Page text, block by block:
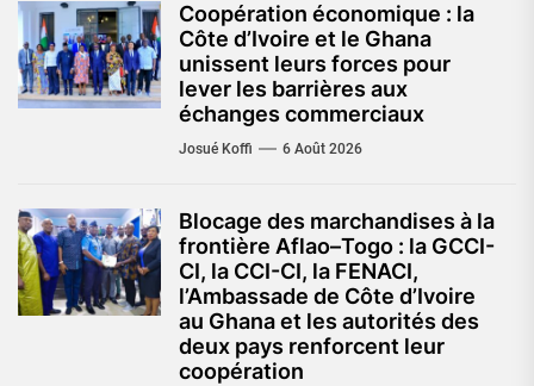
Coopération économique : la
Côte d’Ivoire et le Ghana
unissent leurs forces pour
lever les barrières aux
échanges commerciaux
Josué Koffi 6 Août 2026
Blocage des marchandises à la
frontière Aflao–Togo : la GCCI-
CI, la CCI-CI, la FENACI,
l’Ambassade de Côte d’Ivoire
au Ghana et les autorités des
deux pays renforcent leur
coopération